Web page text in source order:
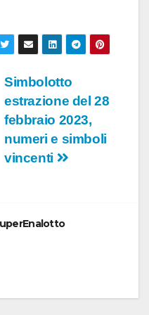
Simbolotto
estrazione del 28
febbraio 2023,
numeri e simboli
vincenti